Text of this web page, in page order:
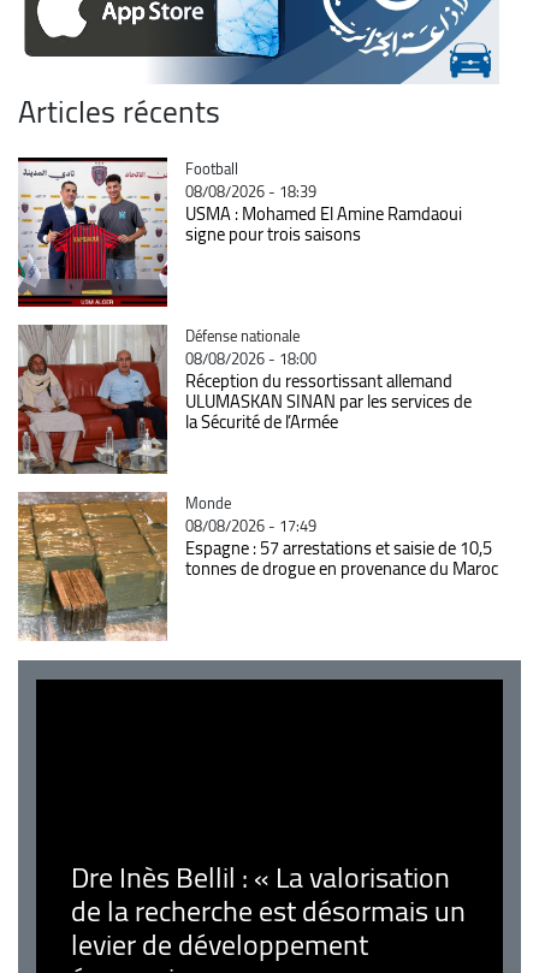
Articles récents
Catégorie
Football
08/08/2026 - 18:39
USMA : Mohamed El Amine Ramdaoui
signe pour trois saisons
Catégorie
Défense nationale
08/08/2026 - 18:00
Réception du ressortissant allemand
ULUMASKAN SINAN par les services de
la Sécurité de l’Armée
Catégorie
Monde
08/08/2026 - 17:49
Espagne : 57 arrestations et saisie de 10,5
tonnes de drogue en provenance du Maroc
Dre Inès Bellil : « La valorisation
de la recherche est désormais un
levier de développement